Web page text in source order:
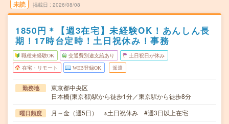
未読 掲載日 2026/08/08
1850円＊【週3在宅】未経験OK！あんしん長
期！17時台定時！土日祝休み！事務
職種未経験OK 交通費別途支給あり 土日祝日が休み
在宅・リモート WEB登録OK 派遣
勤務地
東京都中央区
日本橋(東京都)駅から徒歩1分／東京駅から徒歩8分
曜日頻度 月～金（週5日） ※土日祝休み #週3日以上在宅